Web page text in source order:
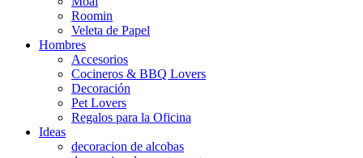
Roomin
Veleta de Papel
Hombres
Accesorios
Cocineros & BBQ Lovers
Decoración
Pet Lovers
Regalos para la Oficina
Ideas
decoracion de alcobas